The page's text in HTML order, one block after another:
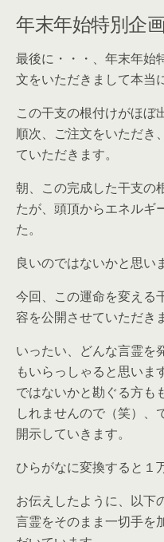
年末年始特別企
最後に・・・、年末年始
文をいただきまして本当
この干支の根付けがほぼ
順次、ご注文をいただき
ていただきます。
朝、この完成した干支の
たが、頭頂からエネルギ
た。
良いのではないかと思い
今回、この運命を変える
容を公開させていただき
いったい、どんな言霊を
もいらっしゃると思いま
ではないかと勘ぐる方も
しれませんので（笑）、
開示していきます。
ひらがなに変換すると１
お伝えしたように、以下
言霊をそのまま一切手を